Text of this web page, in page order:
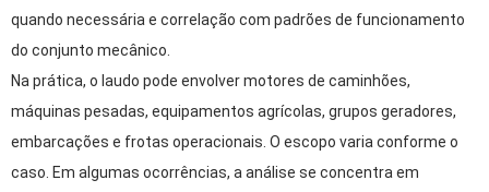
quando necessária e correlação com padrões de funcionamento
do conjunto mecânico.
Na prática, o laudo pode envolver motores de caminhões,
máquinas pesadas, equipamentos agrícolas, grupos geradores,
embarcações e frotas operacionais. O escopo varia conforme o
caso. Em algumas ocorrências, a análise se concentra em